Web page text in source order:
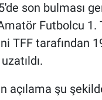
son bulması
Futbolcu 1.
TFF tarafından
açılama şu